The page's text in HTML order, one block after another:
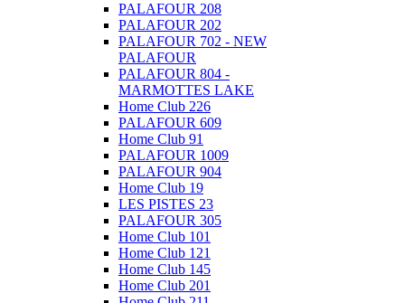
PALAFOUR 208
PALAFOUR 202
PALAFOUR 702 - NEW
PALAFOUR
PALAFOUR 804 -
MARMOTTES LAKE
Home Club 226
PALAFOUR 609
Home Club 91
PALAFOUR 1009
PALAFOUR 904
Home Club 19
LES PISTES 23
PALAFOUR 305
Home Club 101
Home Club 121
Home Club 145
Home Club 201